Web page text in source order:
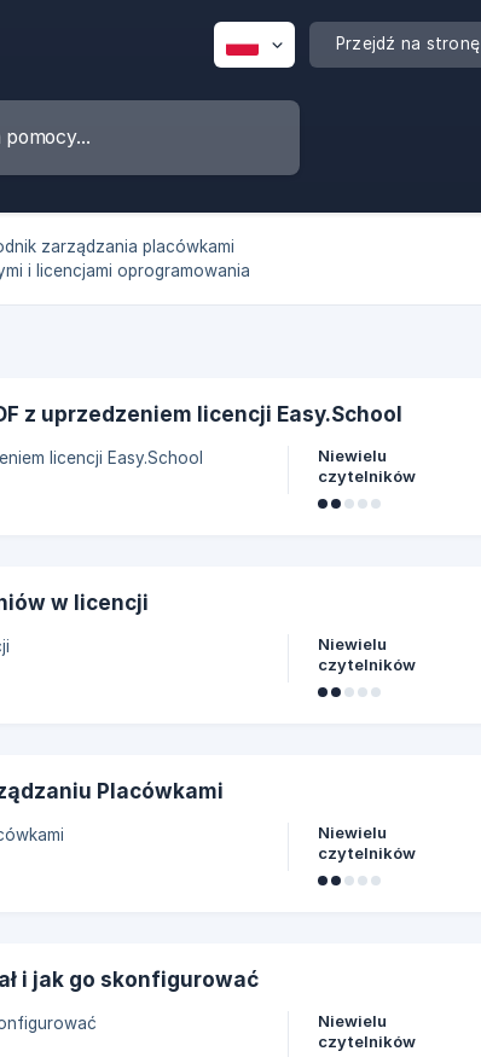
Przejdź na stronę
zarządzania placówkami
i licencjami oprogramowania
z uprzedzeniem licencji Easy.School
licencji Easy.School
Niewielu
czytelników
w licencji
Niewielu
czytelników
Placówkami
Niewielu
czytelników
i jak go skonfigurować
Niewielu
czytelników